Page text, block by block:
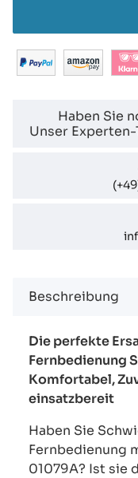
Haben Sie
Unser
Beschreibung
Die perfekte
Fernbedienung
Komfortabel,
einsatzbereit
Haben Sie
Fernbedienung
01079A? Ist sie